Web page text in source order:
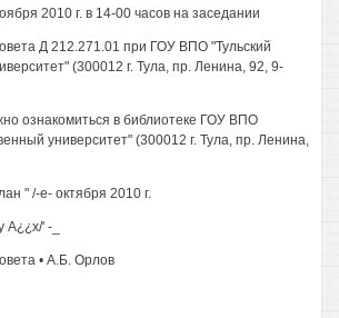
2010 г. в 14-00 часов на заседании
Д 212.271.01 при ГОУ ВПО "Тульский
(300012 г. Тула, пр. Ленина, 92, 9-
ознакомиться в библиотеке ГОУ ВПО
университет" (300012 г. Тула, пр. Ленина,
" /-е- октября 2010 г.
' -_
• А.Б. Орлов